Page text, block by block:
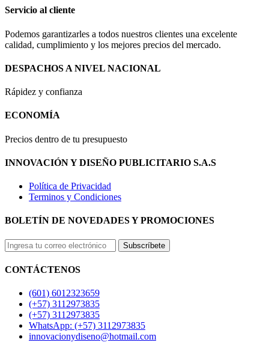
Servicio al cliente
Podemos garantizarles a todos nuestros clientes una excelente
calidad, cumplimiento y los mejores precios del mercado.
DESPACHOS A NIVEL NACIONAL
Rápidez y confianza
ECONOMÍA
Precios dentro de tu presupuesto
INNOVACIÓN Y DISEÑO PUBLICITARIO S.A.S
Política de Privacidad
Terminos y Condiciones
BOLETÍN DE NOVEDADES Y PROMOCIONES
Subscríbete
CONTÁCTENOS
(601) 6012323659
(+57) 3112973835
(+57) 3112973835
WhatsApp: (+57) 3112973835
innovacionydiseno@hotmail.com